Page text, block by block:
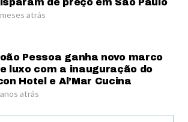
de preço em São Paulo
atrás
Pessoa ganha novo marco
luxo com a inauguração do
Hotel e Al’Mar Cucina
atrás